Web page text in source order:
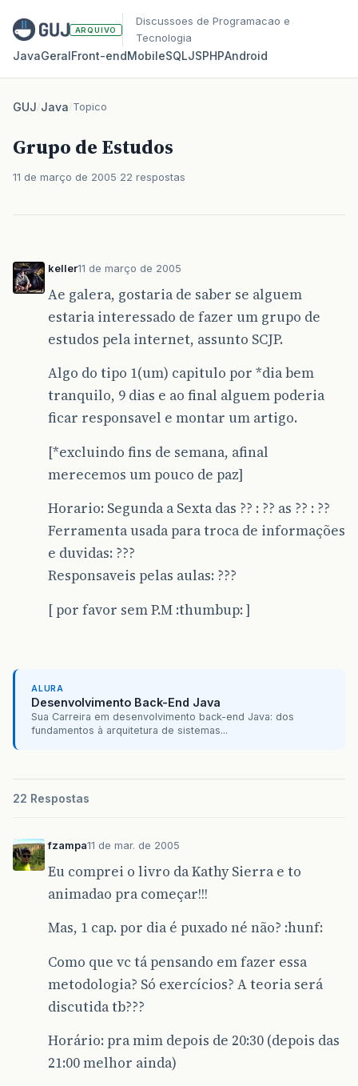
ARQUIVO
Discussoes de Programacao e
Tecnologia
JavaGeralFront‑endMobileSQLJSPHPAndroid
GUJ/Java/Topico
Grupo de Estudos
11 de março de 2005 22 respostas
keller11 de março de 2005
Ae galera, gostaria de saber se alguem
estaria interessado de fazer um grupo de
estudos pela internet, assunto SCJP.
Algo do tipo 1(um) capitulo por *dia bem
tranquilo, 9 dias e ao final alguem poderia
ficar responsavel e montar um artigo.
[*excluindo fins de semana, afinal
merecemos um pouco de paz]
Horario: Segunda a Sexta das ?? : ?? as ?? : ??
Ferramenta usada para troca de informações
e duvidas: ???
Responsaveis pelas aulas: ???
[ por favor sem P.M :thumbup: ]
ALURA
Desenvolvimento Back-End Java
Sua Carreira em desenvolvimento back-end Java: dos
fundamentos à arquitetura de sistemas...
22 Respostas
fzampa11 de mar. de 2005
Eu comprei o livro da Kathy Sierra e to
animadao pra começar!!!
Mas, 1 cap. por dia é puxado né não? :hunf:
Como que vc tá pensando em fazer essa
metodologia? Só exercícios? A teoria será
discutida tb???
Horário: pra mim depois de 20:30 (depois das
21:00 melhor ainda)